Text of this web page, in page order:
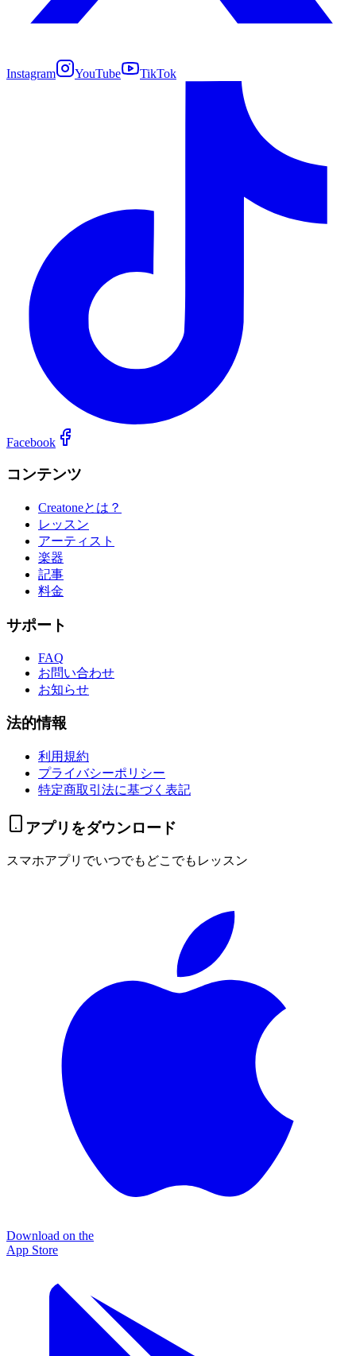
Instagram YouTube TikTok
Facebook
コンテンツ
Creatoneとは？
レッスン
アーティスト
楽器
記事
料金
サポート
FAQ
お問い合わせ
お知らせ
法的情報
利用規約
プライバシーポリシー
特定商取引法に基づく表記
アプリをダウンロード
スマホアプリでいつでもどこでもレッスン
Download on the
App Store